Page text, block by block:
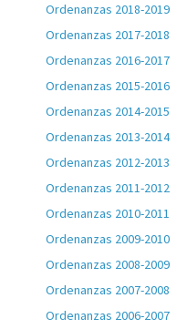
Ordenanzas 2018-2019
Ordenanzas 2017-2018
Ordenanzas 2016-2017
Ordenanzas 2015-2016
Ordenanzas 2014-2015
Ordenanzas 2013-2014
Ordenanzas 2012-2013
Ordenanzas 2011-2012
Ordenanzas 2010-2011
Ordenanzas 2009-2010
Ordenanzas 2008-2009
Ordenanzas 2007-2008
Ordenanzas 2006-2007